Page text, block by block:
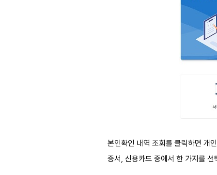
본인확인 내역 조회를 클릭하면 개
증서, 신용카드 중에서 한 가지를